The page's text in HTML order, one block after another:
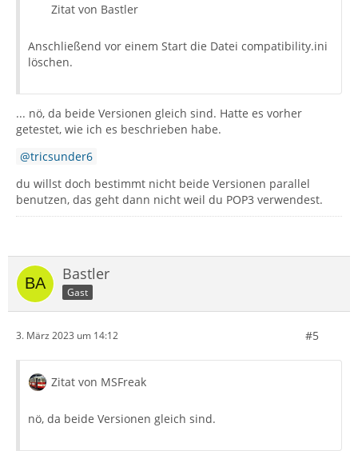
Zitat von Bastler
Anschließend vor einem Start die Datei compatibility.ini
löschen.
... nö, da beide Versionen gleich sind. Hatte es vorher
getestet, wie ich es beschrieben habe.
tricsunder6
du willst doch bestimmt nicht beide Versionen parallel
benutzen, das geht dann nicht weil du POP3 verwendest.
Bastler
Gast
3. März 2023 um 14:12 #5
Zitat von MSFreak
nö, da beide Versionen gleich sind.